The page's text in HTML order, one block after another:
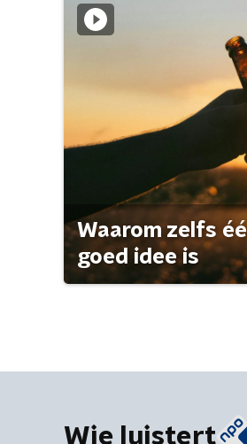
Waarom zelfs
goed idee is
Wie luistert